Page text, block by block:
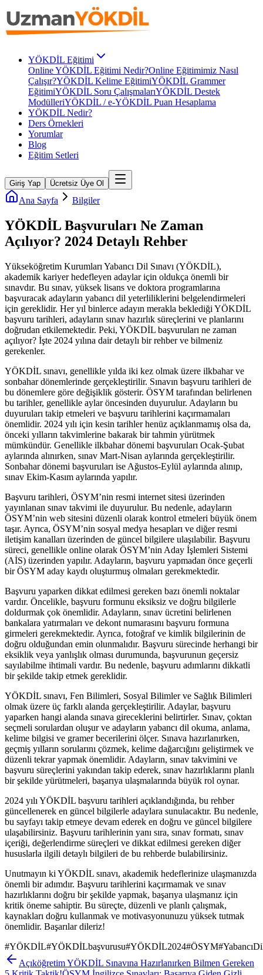
YÖKDİL Eğitimi
Online YÖKDİL Eğitimi Nedir?Online Eğitimimiz Nasıl
Çalışır?YÖKDİL Kelime EğitimiYÖKDİL Grammer
EğitimiYÖKDİL Soru ÇalışmalarıYÖKDİL Destek
ModülleriYÖKDİL / e-YÖKDİL Puan Hesaplama
YÖKDİL Nedir?
Ders Örnekleri
Yorumlar
Blog
Eğitim Setleri
Giriş Yap Ücretsiz Üye Ol
Ana Sayfa Bilgiler
YÖKDİL Başvuruları Ne Zaman
Açılıyor? 2024 Detaylı Rehber
Yükseköğretim Kurumları Yabancı Dil Sınavı (YÖKDİL),
akademik kariyer hedefleyen adaylar için oldukça önemli bir
sınavdır. Bu sınav, yüksek lisans ve doktora programlarına
başvuracak adayların yabancı dil yeterliliklerini belgelendirmeleri
için gereklidir. Her yıl binlerce adayın merakla beklediği YÖKDİL
başvuru tarihleri, adayların sınav hazırlık süreçlerini ve planlarını
doğrudan etkilemektedir. Peki, YÖKDİL başvuruları ne zaman
açılıyor? İşte 2024 yılına dair detaylı bir rehber ve bilmeniz
gerekenler.
YÖKDİL sınavı, genellikle yılda iki kez olmak üzere ilkbahar ve
sonbahar dönemlerinde gerçekleştirilir. Sınavın başvuru tarihleri de
bu dönemlere göre değişiklik gösterir. ÖSYM tarafından belirlenen
bu tarihler, genellikle aylar öncesinden duyurulur. Adayların bu
duyuruları takip etmeleri ve başvuru tarihlerini kaçırmamaları
önemlidir. 2024 yılı için kesin tarihler henüz açıklanmamış olsa da,
önceki yılların takvimlerine bakarak bir tahmin yürütmek
mümkündür. Genellikle ilkbahar dönemi başvuruları Ocak-Şubat
aylarında alınırken, sınav Mart-Nisan aylarında gerçekleştirilir.
Sonbahar dönemi başvuruları ise Ağustos-Eylül aylarında alınıp,
sınav Ekim-Kasım aylarında yapılır.
Başvuru tarihleri, ÖSYM’nin resmi internet sitesi üzerinden
yayınlanan sınav takvimi ile duyurulur. Bu nedenle, adayların
ÖSYM’nin web sitesini düzenli olarak kontrol etmeleri büyük önem
taşır. Ayrıca, ÖSYM’nin sosyal medya hesapları ve diğer resmi
iletişim kanalları üzerinden de güncel bilgilere ulaşılabilir. Başvuru
süreci, genellikle online olarak ÖSYM’nin Aday İşlemleri Sistemi
(AİS) üzerinden yapılır. Adayların, başvuru yapmadan önce geçerli
bir ÖSYM aday kaydı oluşturmuş olmaları gerekmektedir.
Başvuru yaparken dikkat edilmesi gereken bazı önemli noktalar
vardır. Öncelikle, başvuru formunu eksiksiz ve doğru bilgilerle
doldurmak çok önemlidir. Adayların, sınav ücretini belirlenen
bankalara yatırmaları ve dekont numarasını başvuru formuna
girmeleri gerekmektedir. Ayrıca, fotoğraf ve kimlik bilgilerinin de
doğru olduğundan emin olunmalıdır. Başvuru sürecinde herhangi bir
eksiklik veya yanlışlık olması durumunda, başvurunun geçersiz
sayılabilme ihtimali vardır. Bu nedenle, başvuru adımlarını dikkatli
bir şekilde takip etmek gereklidir.
YÖKDİL sınavı, Fen Bilimleri, Sosyal Bilimler ve Sağlık Bilimleri
olmak üzere üç farklı alanda gerçekleştirilir. Adaylar, başvuru
yaparken hangi alanda sınava gireceklerini belirtirler. Sınav, çoktan
seçmeli sorulardan oluşur ve adayların yabancı dil okuma, anlama,
kelime bilgisi ve gramer becerilerini ölçer. Sınava hazırlanırken,
geçmiş yılların sorularını çözmek, kelime dağarcığını geliştirmek ve
düzenli tekrar yapmak önemlidir. Adayların, sınav takvimini ve
başvuru süreçlerini yakından takip ederek, sınav hazırlıklarını planlı
bir şekilde yürütmeleri, başarıya ulaşmalarında büyük rol oynar.
2024 yılı YÖKDİL başvuru tarihleri açıklandığında, bu rehber
güncellenerek en güncel bilgilerle adaylara sunulacaktır. Bu nedenle,
bu sayfayı takip etmeye devam ederek en doğru ve güncel bilgilere
ulaşabilirsiniz. Başvuru tarihlerinin yanı sıra, sınav formatı, sınav
içeriği, değerlendirme süreçleri ve dikkat edilmesi gereken diğer
hususlarla ilgili detaylı bilgileri de bu rehberde bulabilirsiniz.
Unutmayın ki YÖKDİL sınavı, akademik hedeflerinize ulaşmanızda
önemli bir adımdır. Başvuru tarihlerini kaçırmamak ve sınav
hazırlıklarını doğru bir şekilde yapmak, başarıya ulaşmanız için
kritik öneme sahiptir. Bu süreçte, düzenli ve planlı çalışmak,
kaynakları doğru kullanmak ve motivasyonunuzu yüksek tutmak
önemlidir. Başarılar dileriz!
#YÖKDİL#YÖKDİLbaşvurusu#YÖKDİL2024#ÖSYM#
Açıköğretim YÖKDİL Sınavına Hazırlanırken Bilmen Gereken